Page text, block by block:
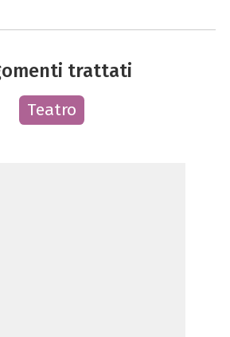
trattati
Teatro